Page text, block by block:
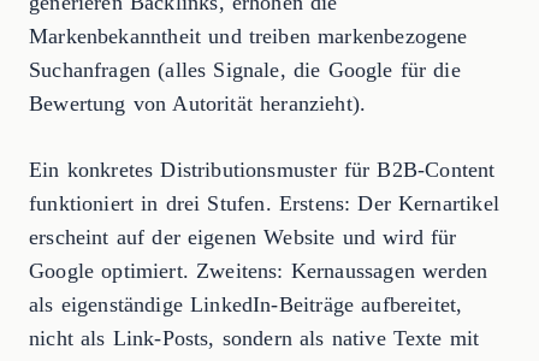
Markenbekanntheit und treiben markenbezogene
Suchanfragen (alles Signale, die Google für die
Bewertung von Autorität heranzieht).
Ein konkretes Distributionsmuster für B2B-Content
funktioniert in drei Stufen. Erstens: Der Kernartikel
erscheint auf der eigenen Website und wird für
Google optimiert. Zweitens: Kernaussagen werden
als eigenständige LinkedIn-Beiträge aufbereitet,
nicht als Link-Posts, sondern als native Texte mit